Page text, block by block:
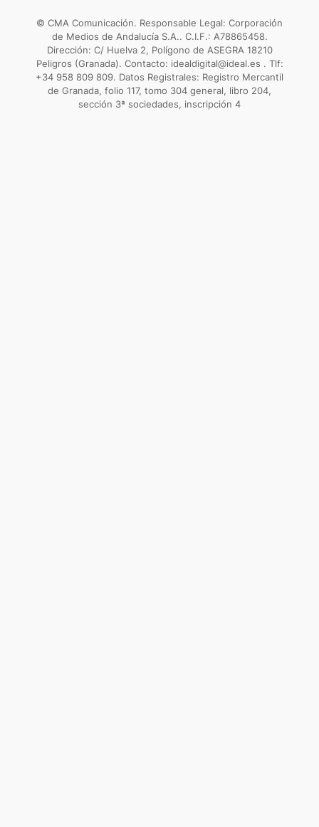
© CMA Comunicación. Responsable Legal: Corporación
de Medios de Andalucía S.A.. C.I.F.: A78865458.
Dirección: C/ Huelva 2, Polígono de ASEGRA 18210
Peligros (Granada). Contacto: idealdigital@ideal.es . Tlf:
+34 958 809 809. Datos Registrales: Registro Mercantil
de Granada, folio 117, tomo 304 general, libro 204,
sección 3ª sociedades, inscripción 4